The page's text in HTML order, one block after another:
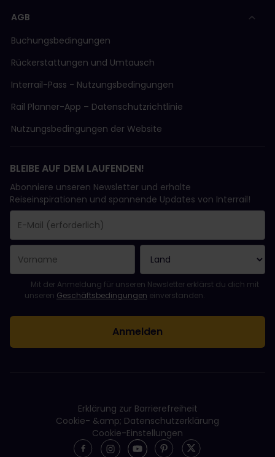
AGB
Buchungsbedingungen
Rückerstattungen und Umtausch
Interrail-Pass - Nutzungsbedingungen
Rail Planner-App – Datenschutzrichtlinie
Nutzungsbedingungen der Website
BLEIBE AUF DEM LAUFENDEN!
Abonniere unseren Newsletter und erhalte
Reiseinspirationen und spannende Updates von Interrail!
Sie haben sich erfolgreich angemeldet.
Das Feld „E-Mail-Adresse“ ist ein Pflichtfeld!
Diese E-Mail-Adresse ist ungültig!
Beim Abonnieren des Newsletters ist ein Fehler aufgetreten.
Du hast diesen Newsletter bereits abonniert!
Bitte stimme den Allgemeinen Geschäftsbedingungen zu, um
Mit der Anmeldung für unseren Newsletter erklärst du dich mit
unseren Geschäftsbedingungen einverstanden.
Erklärung zur Barrierefreiheit
Cookie- &amp; Datenschutzerklärung
Cookie-Einstellungen